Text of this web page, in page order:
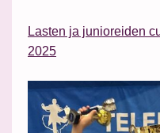
Lasten ja junioreiden
2025